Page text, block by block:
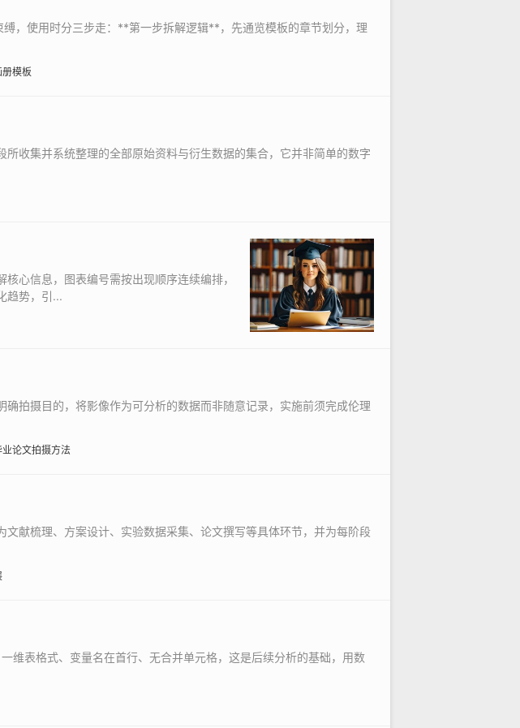
，使用时分三步走：**第一步拆解逻辑**，先通览模板的章节划分，理
册模板
收集并系统整理的全部原始资料与衍生数据的集合，它并非简单的数字
心信息，图表编号需按出现顺序连续编排，
趋势，引...
拍摄目的，将影像作为可分析的数据而非随意记录，实施前须完成伦理
业论文拍摄方法
献梳理、方案设计、实验数据采集、论文撰写等具体环节，并为每阶段
维表格式、变量名在首行、无合并单元格，这是后续分析的基础，用数